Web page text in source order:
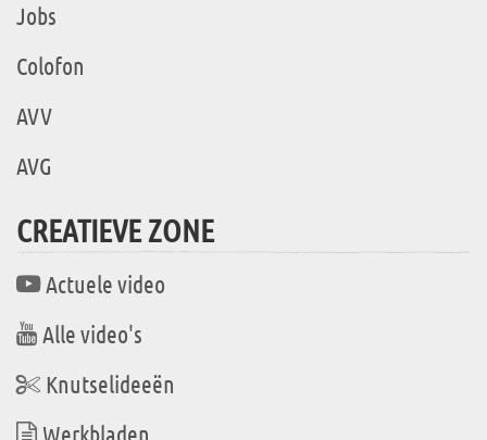
Jobs
Colofon
AVV
AVG
CREATIEVE ZONE
Actuele video
Alle video's
Knutselideeën
Werkbladen